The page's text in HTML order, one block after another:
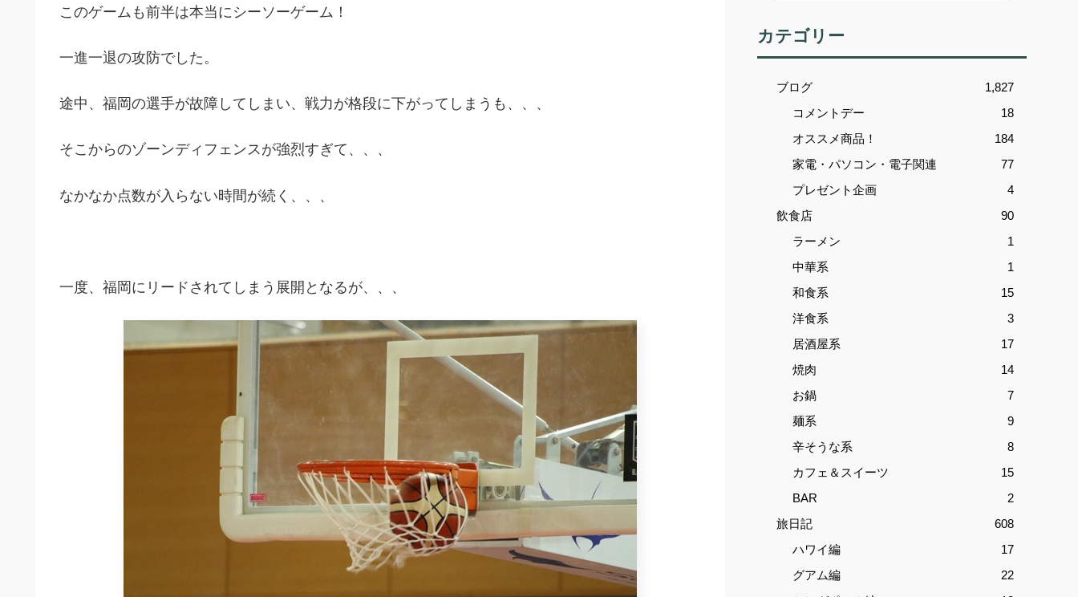
このゲームも前半は本当にシーソーゲーム！
一進一退の攻防でした。
途中、福岡の選手が故障してしまい、戦力が格段に下がってしまうも、、、
そこからのゾーンディフェンスが強烈すぎて、、、
なかなか点数が入らない時間が続く、、、
一度、福岡にリードされてしまう展開となるが、、、
カテゴリー
ブログ
1,827
コメントデー
18
オススメ商品！
184
家電・パソコン・電子関連
77
プレゼント企画
4
飲食店
90
ラーメン
1
中華系
1
和食系
15
洋食系
3
居酒屋系
17
焼肉
14
お鍋
7
麺系
9
辛そうな系
8
カフェ＆スイーツ
15
BAR
2
旅日記
608
ハワイ編
17
グアム編
22